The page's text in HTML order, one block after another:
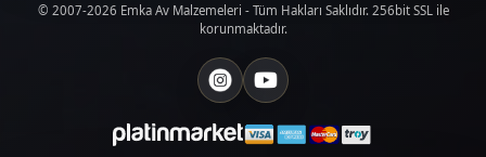
© 2007-2026 Emka Av Malzemeleri - Tüm Hakları Saklıdır. 256bit SSL ile
korunmaktadır.